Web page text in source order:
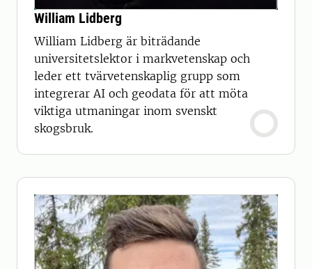
William Lidberg
William Lidberg är biträdande
universitetslektor i markvetenskap och
leder ett tvärvetenskaplig grupp som
integrerar AI och geodata för att möta
viktiga utmaningar inom svenskt
skogsbruk.